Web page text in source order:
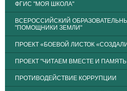
ФГИС "МОЯ ШКОЛА"
ВСЕРОССИЙСКИЙ
"ПОМОЩНИКИ ЗЕМЛИ"
ПРОЕКТ «БОЕВОЙ ЛИСТОК
ПРОЕКТ "ЧИТАЕМ ВМЕСТЕ И
ПРОТИВОДЕЙСТВИЕ КОРРУПЦИИ